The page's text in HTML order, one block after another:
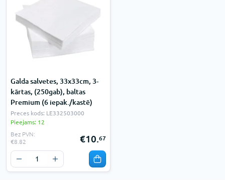
Galda salvetes, 33x33cm, 3-
kārtas, (250gab), baltas
Premium (6 iepak./kastē)
Preces kods: LE332503000
Pieejams: 12
Bez PVN:
€8.82
€10.67